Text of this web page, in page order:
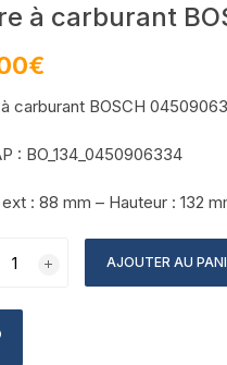
à carburant
€
carburant BOSCH
: BO_134_0450906334
: 88 mm – Hauteur : 132
AJOUTER AU